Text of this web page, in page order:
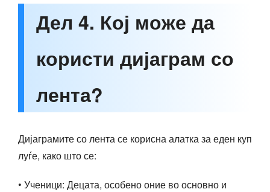
Дел 4. Кој може да
користи дијаграм со
лента?
Дијаграмите со лента се корисна алатка за еден куп
луѓе, како што се:
• Ученици: Децата, особено оние во основно и